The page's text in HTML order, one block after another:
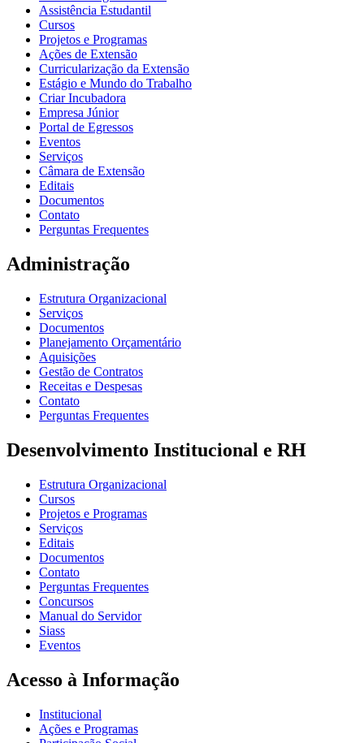
Assistência Estudantil
Cursos
Projetos e Programas
Ações de Extensão
Curricularização da Extensão
Estágio e Mundo do Trabalho
Criar Incubadora
Empresa Júnior
Portal de Egressos
Eventos
Serviços
Câmara de Extensão
Editais
Documentos
Contato
Perguntas Frequentes
Administração
Estrutura Organizacional
Serviços
Documentos
Planejamento Orçamentário
Aquisições
Gestão de Contratos
Receitas e Despesas
Contato
Perguntas Frequentes
Desenvolvimento Institucional e RH
Estrutura Organizacional
Cursos
Projetos e Programas
Serviços
Editais
Documentos
Contato
Perguntas Frequentes
Concursos
Manual do Servidor
Siass
Eventos
Acesso à Informação
Institucional
Ações e Programas